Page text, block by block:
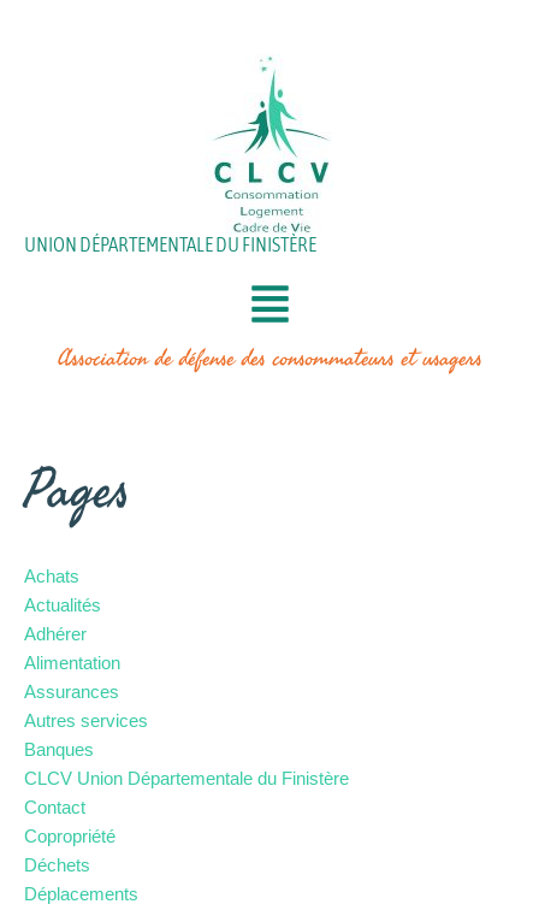
UNION DÉPARTEMENTALE DU FINISTÈRE
Association de défense des consommateurs et usagers
Pages
Achats
Actualités
Adhérer
Alimentation
Assurances
Autres services
Banques
CLCV Union Départementale du Finistère
Contact
Copropriété
Déchets
Déplacements